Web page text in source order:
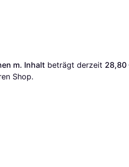
m. Inhalt beträgt derzeit 28,80
Shop.